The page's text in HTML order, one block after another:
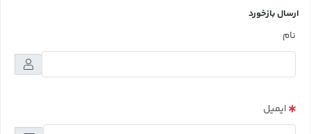
ارسال بازخورد
نام
ایمیل